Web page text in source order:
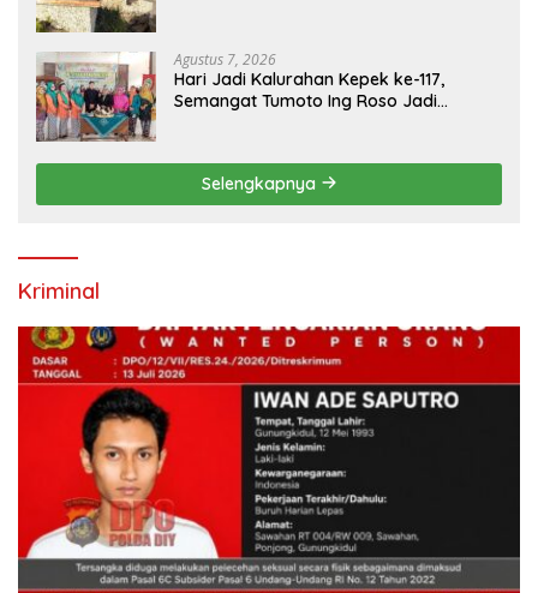
Agustus 7, 2026
Hari Jadi Kalurahan Kepek ke-117,
Semangat Tumoto Ing Roso Jadi
Selengkapnya
Kriminal